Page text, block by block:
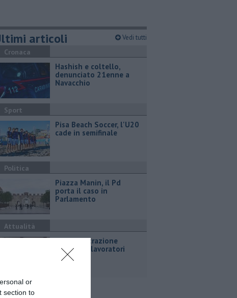
or
section to
articoli Vedi tutti
Cronaca
Hashish e coltello,
denunciato 21enne a
Navacchio
Sport
Pisa Beach Soccer, l'U20
cade in semifinale
Politica
Piazza Manin, il Pd
porta il caso in
Parlamento
Attualità
L'amministrazione
incontra i lavoratori
Dumarey